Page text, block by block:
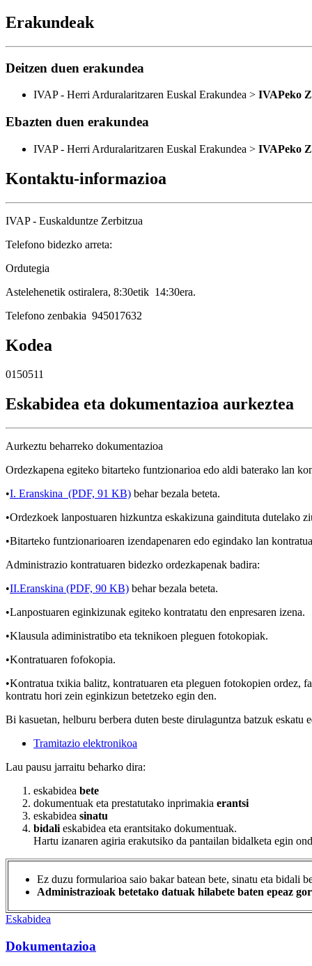
Erakundeak
Deitzen duen erakundea
IVAP - Herri Arduralaritzaren Euskal Erakundea > IVAPeko
Ebazten duen erakundea
IVAP - Herri Arduralaritzaren Euskal Erakundea > IVAPeko
Kontaktu-informazioa
IVAP - Euskalduntze Zerbitzua
Telefono bidezko arreta:
Ordutegia
Astelehenetik ostiralera, 8:30etik 14:30era.
Telefono zenbakia 945017632
Kodea
0150511
Eskabidea eta dokumentazioa aurkeztea
Aurkeztu beharreko dokumentazioa
Ordezkapena egiteko bitarteko funtzionarioa edo aldi baterako lan
•I. Eranskina (PDF, 91 KB) behar bezala beteta.
•Ordezkoek lanpostuaren hizkuntza eskakizuna gaindituta dutelako
•Bitarteko funtzionarioaren izendapenaren edo egindako lan
Administrazio kontratuaren bidezko ordezkapenak badira:
•II.Eranskina (PDF, 90 KB) behar bezala beteta.
•Lanpostuaren eginkizunak egiteko kontratatu den enpresaren izena.
•Klausula adiministratibo eta teknikoen pleguen fotokopiak.
•Kontratuaren fofokopia.
•Kontratua txikia balitz, kontratuaren eta pleguen fotokopien ordez,
kontratu hori zein eginkizun betetzeko egin den.
Bi kasuetan, helburu berbera duten beste dirulaguntza batzuk
Tramitazio elektronikoa
Lau pausu jarraitu beharko dira:
eskabidea bete
dokumentuak eta prestatutako inprimakia erantsi
eskabidea sinatu
bidali eskabidea eta erantsitako dokumentuak.
Hartu izanaren agiria erakutsiko da pantailan bidalketa egin
Ez duzu formularioa saio bakar batean bete, sinatu eta bidali
Administrazioak betetako datuak hilabete baten epeaz
Eskabidea
Dokumentazioa